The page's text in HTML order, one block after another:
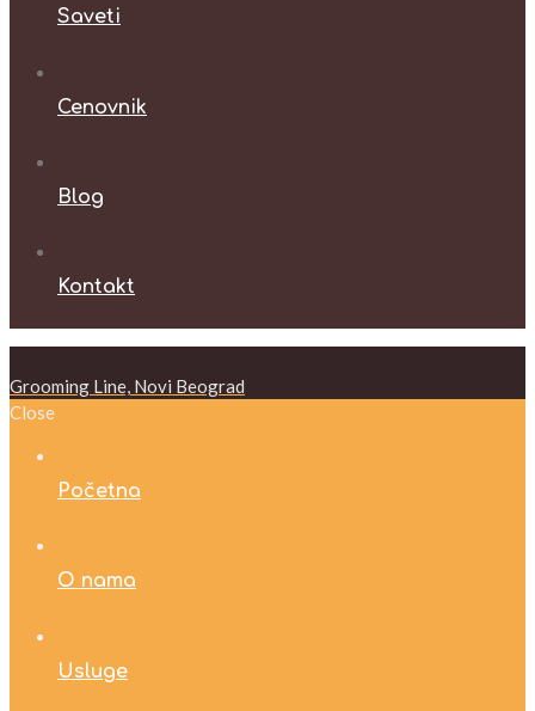
Saveti
Cenovnik
Blog
Kontakt
Grooming Line, Novi Beograd
Close
Početna
O nama
Usluge